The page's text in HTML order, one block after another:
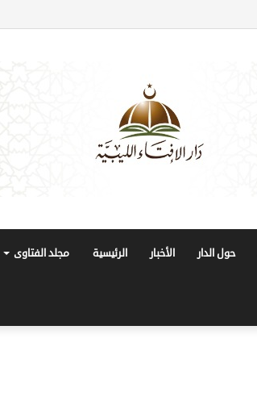
حول الدار الأخبار الرئيسية مجلد الفتاوى